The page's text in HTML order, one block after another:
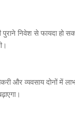
निवेश से फायदा हो
और व्यवसाय दोनों में